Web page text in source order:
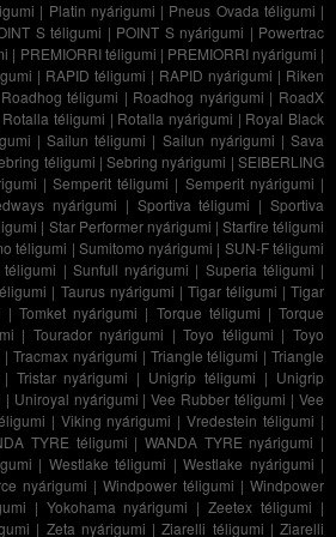
| Platin nyárigumi | Pneus Ovada téligumi |
S téligumi | POINT S nyárigumi | Powertrac
| PREMIORRI téligumi | PREMIORRI nyárigumi |
| RAPID téligumi | RAPID nyárigumi | Riken
Roadhog téligumi | Roadhog nyárigumi | RoadX
Rotalla téligumi | Rotalla nyárigumi | Royal Black
|Sailun téligumi | Sailun nyárigumi |Sava
téligumi |Sebring nyárigumi |SEIBERLING
|Semperit téligumi | Semperit nyárigumi |
nyárigumi | Sportiva téligumi |Sportiva
| Star Performer nyárigumi | Starfire téligumi
téligumi | Sumitomo nyárigumi | SUN-F téligumi
| Sunfull nyárigumi | Superia téligumi |
| Taurus nyárigumi | Tigar téligumi |Tigar
| Tomket nyárigumi | Torque téligumi |Torque
| Tourador nyárigumi |Toyo téligumi |Toyo
|Tracmax nyárigumi | Triangle téligumi |Triangle
| Tristar nyárigumi | Unigrip téligumi | Unigrip
| Uniroyal nyárigumi |Vee Rubber téligumi |Vee
| Viking nyárigumi |Vredestein téligumi |
TYRE téligumi | WANDA TYRE nyárigumi |
| Westlake téligumi |Westlake nyárigumi |
nyárigumi | Windpower téligumi | Windpower
| Yokohama nyárigumi |Zeetex téligumi |
| Zeta nyárigumi |Ziarelli téligumi | Ziarelli